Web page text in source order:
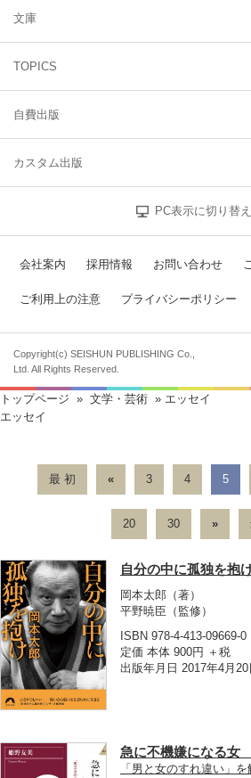
文庫
TOPICS
自費出版
カスタム出版
PC表示に切り替
会社案内 採用情報 お問い合わせ
ご利用上の注意 プライバシーポリシー
Copyright(c) SEISHUN PUBLISHING Co.,
Ltd. All Rights Reserved.
トップページ » 文学・芸術 » エッセイ
エッセイ
最 初 « 3 4 5
20 30 »
自分の中に孤独を抱
岡本太郎 （著）
平野暁臣 （監修）
ISBN 978-4-413-09669-0
定価 本体 900円 ＋税
出版年月日 2017年4月20
急に不機嫌になる女
「男と女のすれ違い」